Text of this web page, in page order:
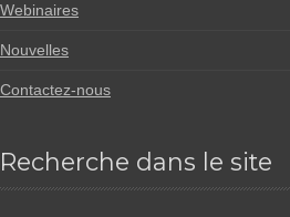
Webinaires
Nouvelles
Contactez-nous
Recherche dans le site